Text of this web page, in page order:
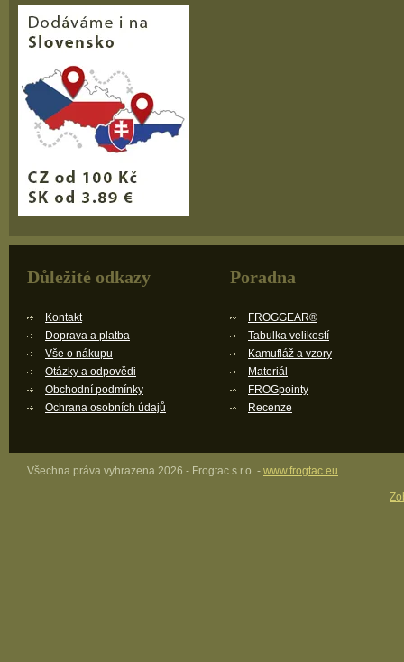
Důležité odkazy
Kontakt
Doprava a platba
Vše o nákupu
Otázky a odpovědi
Obchodní podmínky
Ochrana osobních údajů
Poradna
FROGGEAR®
Tabulka velikostí
Kamufláž a vzory
Materiál
FROGpointy
Recenze
Všechna práva vyhrazena 2026 - Frogtac s.r.o. - www.frogtac.eu